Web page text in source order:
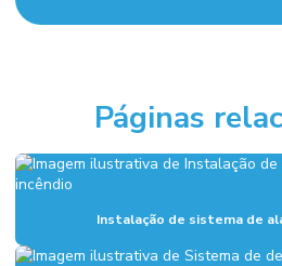
Empresa de projeto de combate a
Execução de fundação industrial
Fundações industriais
Inspeção sistema de combate a
Instalação de alarme de incêndio
Páginas
Instalação de sistema de